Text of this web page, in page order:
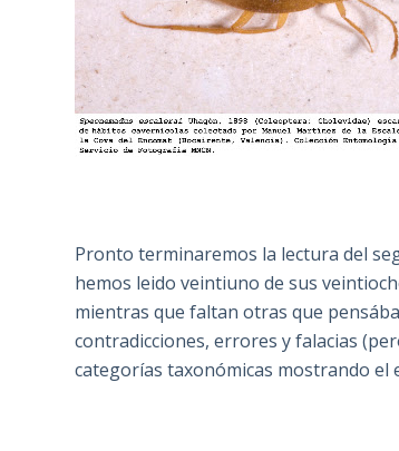
Pronto terminaremos la lectura del
hemos leido veintiuno de sus
mientras que faltan otras que
contradicciones, errores y falacias
categorías taxonómicas mostrando el